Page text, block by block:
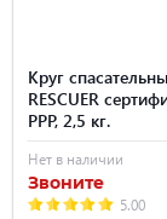
Круг
RESCUER
PPP, 2,5 кг.
Нет в наличии
Звоните
5.00